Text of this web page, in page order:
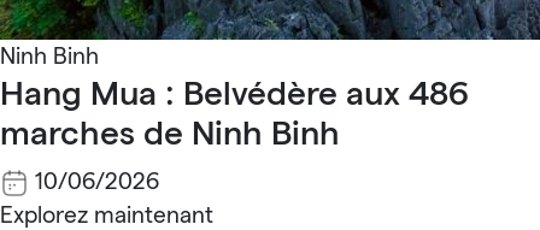
Ninh Binh
Hang Mua : Belvédère aux 486
marches de Ninh Binh
10/06/2026
Explorez maintenant